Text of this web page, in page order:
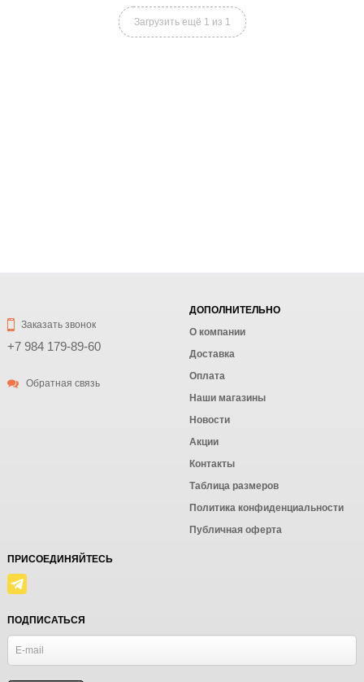
Загрузить ещё 1 из 1
Заказать звонок
+7 984 179-89-60
Обратная связь
ДОПОЛНИТЕЛЬНО
О компании
Доставка
Оплата
Наши магазины
Новости
Акции
Контакты
Таблица размеров
Политика конфиденциальности
Публичная оферта
ПРИСОЕДИНЯЙТЕСЬ
ПОДПИСАТЬСЯ